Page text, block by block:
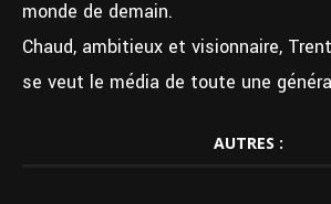
monde de demain.
Chaud, ambitieux et visionnaire,
se veut le média de toute une
AUTRES :